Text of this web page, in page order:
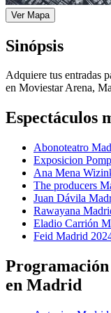
Ver Mapa
Sinópsis
Adquiere tus entradas
en Moviestar Arena,
Espectáculos
Abonoteatro
Exposicion
Ana Mena
The producers
Juan Dávila
Rawayana
Eladio Carrión
Feid Madrid
Programación
en Madrid